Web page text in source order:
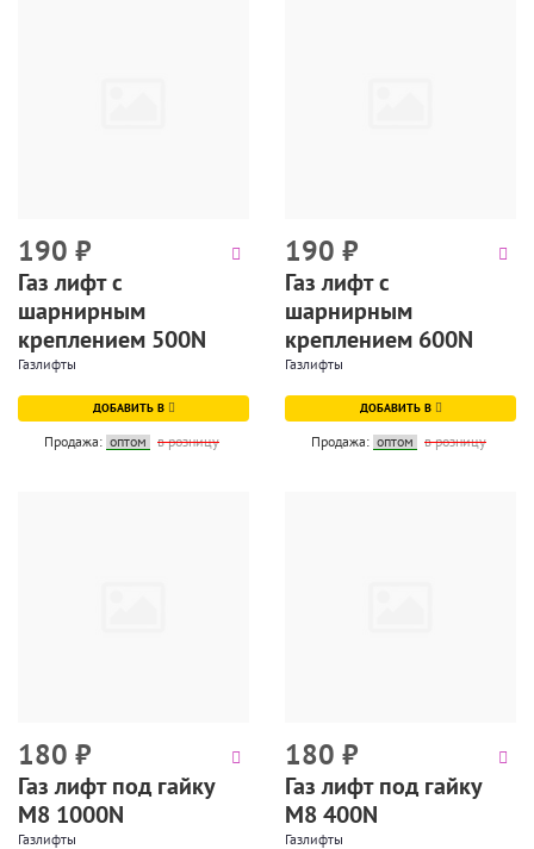
190 ₽
Газ лифт с
шарнирным
креплением 500N
Газлифты
ДОБАВИТЬ В
Продажа: оптом в розницу
190 ₽
Газ лифт с
шарнирным
креплением 600N
Газлифты
ДОБАВИТЬ В
Продажа: оптом в розницу
180 ₽
Газ лифт под гайку
М8 1000N
Газлифты
180 ₽
Газ лифт под гайку
М8 400N
Газлифты